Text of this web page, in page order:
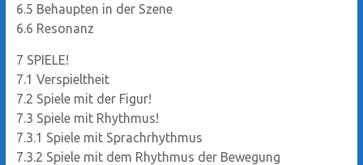
6.5 Behaupten in der Szene
6.6 Resonanz
7 SPIELE!
7.1 Verspieltheit
7.2 Spiele mit der Figur!
7.3 Spiele mit Rhythmus!
7.3.1 Spiele mit Sprachrhythmus
7.3.2 Spiele mit dem Rhythmus der Bewegung